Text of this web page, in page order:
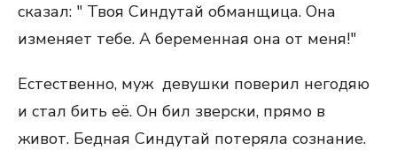
сказал: " Твоя Синдутай обманщица. Она
изменяет тебе. А беременная она от меня!"
Естественно, муж девушки поверил негодяю
и стал бить её. Он бил зверски, прямо в
живот. Бедная Синдутай потеряла сознание.